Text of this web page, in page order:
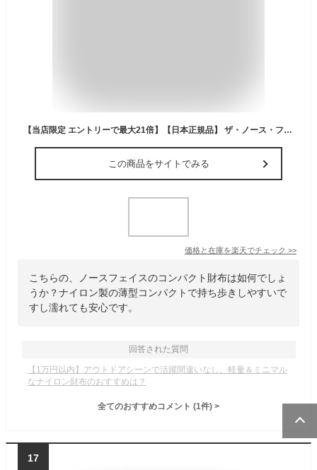
【当店限定 エントリーで最大21倍】【日本正規品】 ザ・ノース・フェイス 財布 メンズ レディース コンパクト 男の子 女の子 THE NORTH FACE 中学生 ミニ財布 薄い ナイロン 小さめ ミニ 軽量 軽い 薄型 小銭入れ ブランド Rafter ラフターワレットSP NN22610
この商品をサイトでみる
価格と在庫を楽天でチェック >>
こちらの、ノースフェイスのコンパクト財布は如何でしょ
うか？ナイロン製の薄型コンパクトで持ち歩きしやすいで
すし濡れても安心です。
回答された質問
【1万円以内】アウトドアシーンで活躍間違いなし。軽量＆ミニマル
なナイロン財布のおすすめは？
全てのおすすめコメント (1件) >
17